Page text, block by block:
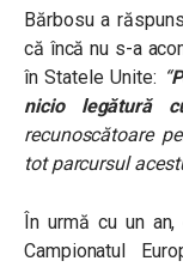
Bărbosu a
că încă nu s-a
în Statele Unite: “
nicio legătură
recunoscătoare
tot parcursul
În urmă cu un
Campionatul